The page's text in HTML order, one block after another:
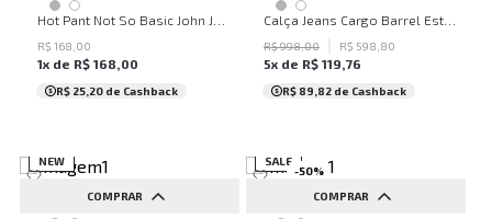
PP P M G
R$ 168 00
1x de R$ 168,00
R$ 25,20 de Cashback
32 34 36 38
40
42
46 48
...
R$998,00 R$ 598 80
5x de R$ 119,76
R$ 89,82 de Cashback
NEW
COMPRAR
SALE
-50%
COMPRAR